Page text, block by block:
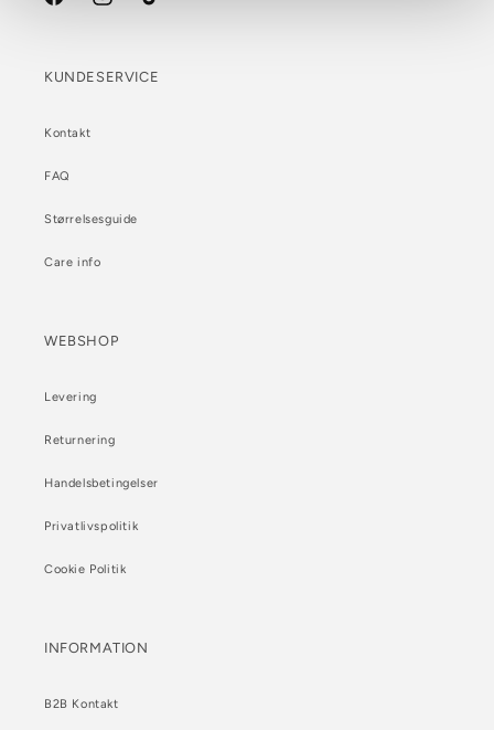
FacebookInstagramTikTok
KUNDESERVICE
Kontakt
FAQ
Størrelsesguide
Care info
WEBSHOP
Levering
Returnering
Handelsbetingelser
Privatlivspolitik
Cookie Politik
INFORMATION
B2B Kontakt